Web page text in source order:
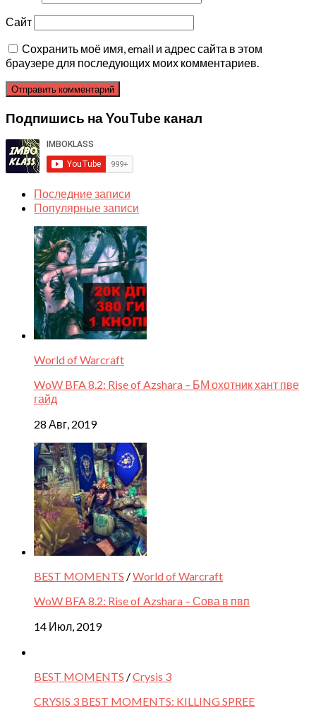
Сайт
Сохранить моё имя, email и адрес сайта в этом
браузере для последующих моих комментариев.
Подпишись на YouTube канал
Последние записи
Популярные записи
World of Warcraft
WoW BFA 8.2: Rise of Azshara – БМ охотник хант пве
гайд
28 Авг, 2019
BEST MOMENTS /World of Warcraft
WoW BFA 8.2: Rise of Azshara – Сова в пвп
14 Июл, 2019
BEST MOMENTS /Crysis 3
CRYSIS 3 BEST MOMENTS: KILLING SPREE